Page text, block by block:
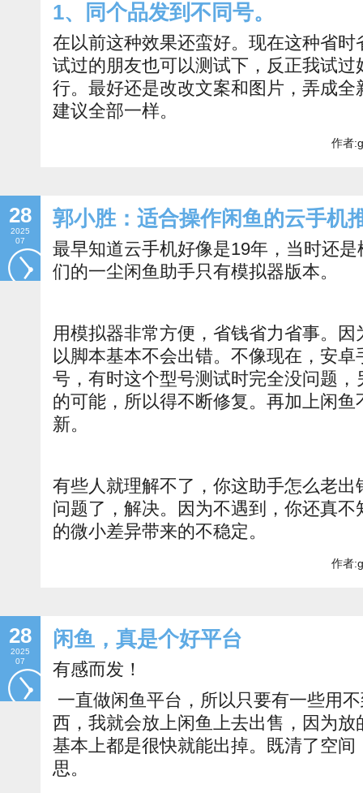
1、同个品发到不同号。
在以前这种效果还蛮好。现在这种省
试过的朋友也可以测试下，反正我试
行。最好还是改改文案和图片，弄成
建议全部一样。
作者
28
2025
07
郭小胜：适合操作闲鱼的云手机
最早知道云手机好像是19年，当时还
们的一尘闲鱼助手只有模拟器版本。
用模拟器非常方便，省钱省力省事。
以脚本基本不会出错。不像现在，安
号，有时这个型号测试时完全没问题
的可能，所以得不断修复。再加上闲
新。
有些人就理解不了，你这助手怎么老
问题了，解决。因为不遇到，你还真
的微小差异带来的不稳定。
作者
28
2025
07
闲鱼，真是个好平台
有感而发！
一直做闲鱼平台，所以只要有一些用
西，我就会放上闲鱼上去出售，因为
基本上都是很快就能出掉。既清了空
思。